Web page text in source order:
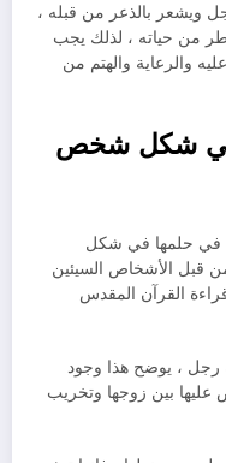
ويشعر بالذعر من قبله ،
من حياته ، لذلك يجب
والرعاية والهتم من
في شكل شخص
في حلمها في شكل
قبل الأشخاص السيئين
القرآن المقدس
، يوضح هذا وجود
بين زوجها وتخريب